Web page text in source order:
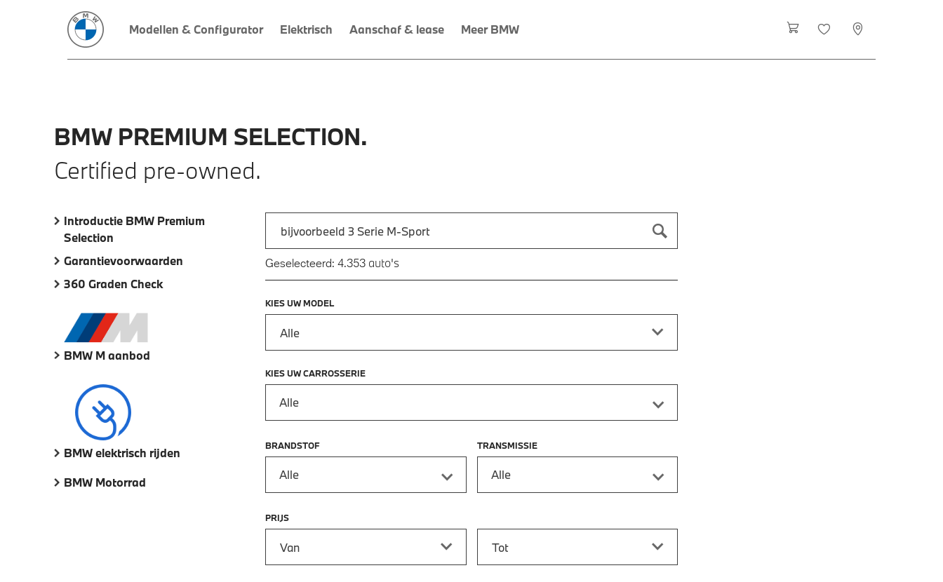
Modellen & Configurator Elektrisch Aanschaf & lease Meer BMW
BMW PREMIUM SELECTION.
Certified pre-owned.
Introductie BMW Premium
Selection
Garantievoorwaarden
360 Graden Check
BMW M aanbod
BMW elektrisch rijden
BMW Motorrad
Typ een automodel in en druk op enter om te zoeken
Geselecteerd: 4.353 auto's
KIES UW MODEL
KIES UW CARROSSERIE
Alle
BRANDSTOF
Alle
TRANSMISSIE
Alle
PRIJS